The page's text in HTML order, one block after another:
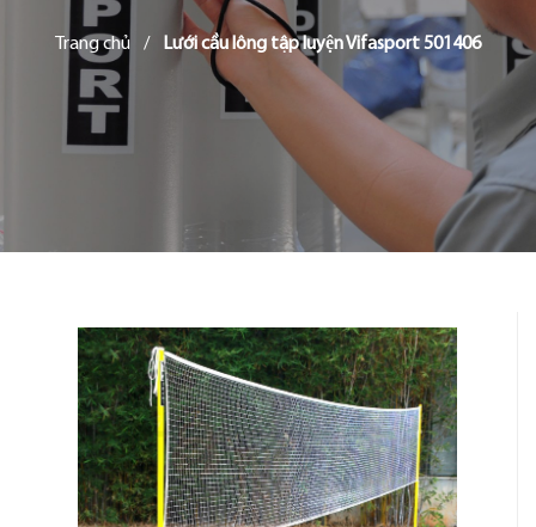
Trang chủ / Lưới cầu lông tập luyện Vifasport 501406